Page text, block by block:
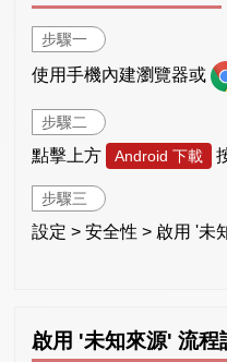
步驟一
使用手機內建瀏覽器或
步驟二
點擊上方 Android 下載
步驟三
設定 > 安全性 > 啟用 '未
啟用 '未知來源' 流程